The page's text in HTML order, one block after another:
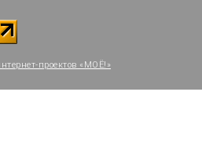
проектов «МОЁ!»